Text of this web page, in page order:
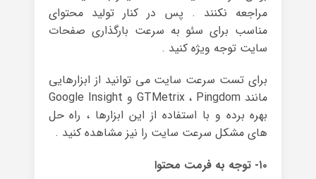
مراجعه نکنند . پس در کنار تولید محتوای
مناسب برای سئو به سرعت بارگذاری صفحات
سایت توجه ویژه کنید .
برای تست سرعت سایت می توانید از ابزارهایی
مانند GTMetrix ، Pingdom و Google Insight
بهره برده و با استفاده از این ابزارها ، راه حل
های مشکل سرعت سایت را نیز مشاهده کنید .
۱۰- توجه به فرمت محتوا